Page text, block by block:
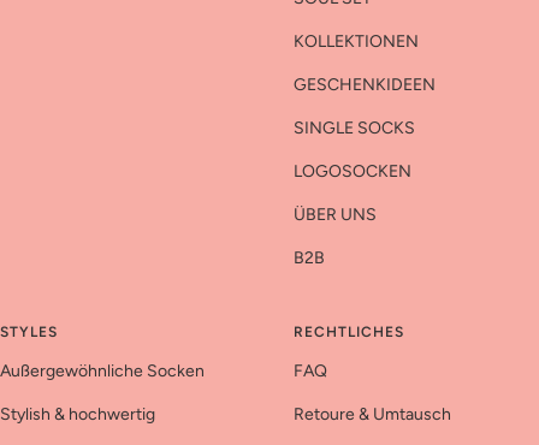
KOLLEKTIONEN
GESCHENKIDEEN
SINGLE SOCKS
LOGOSOCKEN
ÜBER UNS
B2B
STYLES
Außergewöhnliche Socken
Stylish & hochwertig
RECHTLICHES
FAQ
Retoure & Umtausch